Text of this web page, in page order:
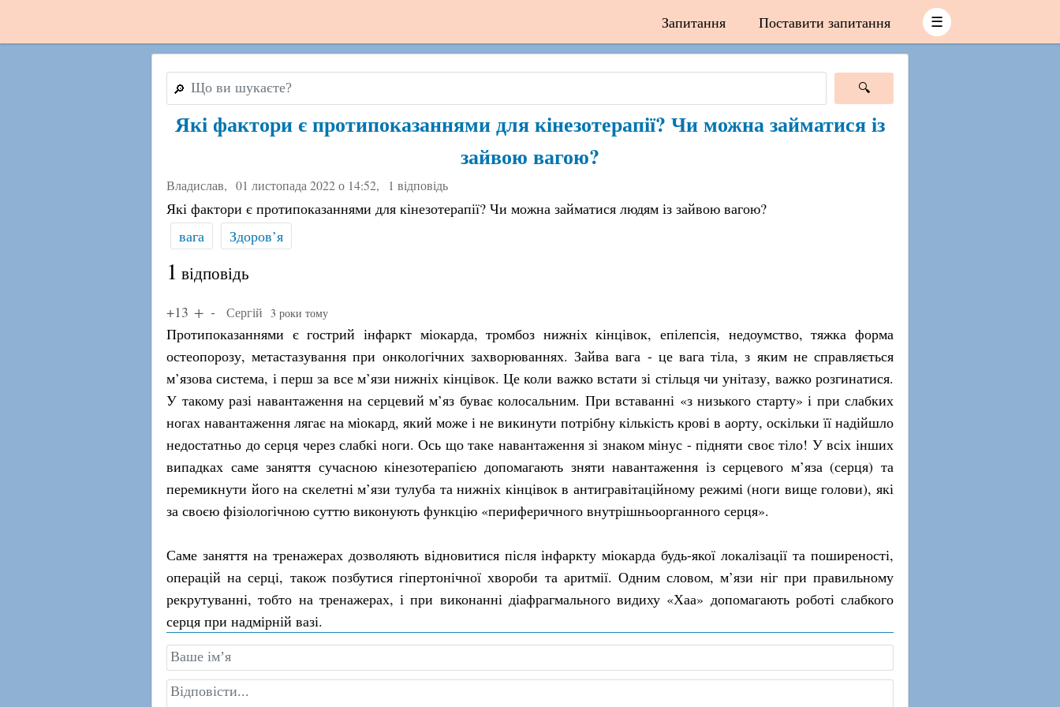
Запитання Поставити запитання ☰
🔎
Які фактори є протипоказаннями для кінезотерапії? Чи можна займатися із
зайвою вагою?
Владислав, 01 листопада 2022 о 14:52, 1 відповідь
Які фактори є протипоказаннями для кінезотерапії? Чи можна займатися людям із зайвою вагою?
вага
Здоров’я
1 відповідь
+13 Сергій 3 роки тому
Протипоказаннями є гострий інфаркт міокарда, тромбоз нижніх кінцівок, епілепсія, недоумство, тяжка форма
остеопорозу, метастазування при онкологічних захворюваннях. Зайва вага - це вага тіла, з яким не справляється
м’язова система, і перш за все м’язи нижніх кінцівок. Це коли важко встати зі стільця чи унітазу, важко розгинатися.
У такому разі навантаження на серцевий м’яз буває колосальним. При вставанні «з низького старту» і при слабких
ногах навантаження лягає на міокард, який може і не викинути потрібну кількість крові в аорту, оскільки її надійшло
недостатньо до серця через слабкі ноги. Ось що таке навантаження зі знаком мінус - підняти своє тіло! У всіх інших
випадках саме заняття сучасною кінезотерапією допомагають зняти навантаження із серцевого м’яза (серця) та
перемикнути його на скелетні м’язи тулуба та нижніх кінцівок в антигравітаційному режимі (ноги вище голови), які
за своєю фізіологічною суттю виконують функцію «периферичного внутрішньоорганного серця».
Саме заняття на тренажерах дозволяють відновитися після інфаркту міокарда будь-якої локалізації та поширеності,
операцій на серці, також позбутися гіпертонічної хвороби та аритмії. Одним словом, м’язи ніг при правильному
рекрутуванні, тобто на тренажерах, і при виконанні діафрагмального видиху «Хаа» допомагають роботі слабкого
серця при надмірній вазі.